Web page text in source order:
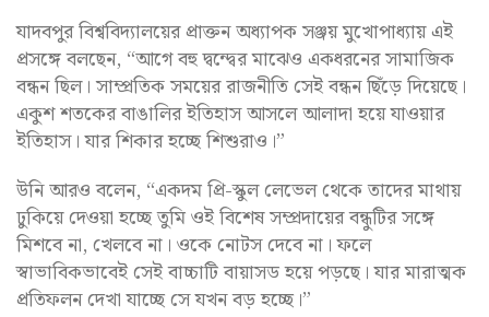
যাদবপুর বিশ্ববিদ্যালয়ের প্রাক্তন অধ্যাপক সঞ্জয় মুখোপাধ্যায় এই
প্রসঙ্গে বলছেন, “আগে বহু দ্বন্দ্বের মাঝেও একধরনের সামাজিক
বন্ধন ছিল। সাম্প্রতিক সময়ের রাজনীতি সেই বন্ধন ছিঁড়ে দিয়েছে।
একুশ শতকের বাঙালির ইতিহাস আসলে আলাদা হয়ে যাওয়ার
ইতিহাস। যার শিকার হচ্ছে শিশুরাও।”
উনি আরও বলেন, “একদম প্রি-স্কুল লেভেল থেকে তাদের মাথায়
ঢুকিয়ে দেওয়া হচ্ছে তুমি ওই বিশেষ সম্প্রদায়ের বন্ধুটির সঙ্গে
মিশবে না, খেলবে না। ওকে নোটস দেবে না। ফলে
স্বাভাবিকভাবেই সেই বাচ্চাটি বায়াসড হয়ে পড়ছে। যার মারাত্মক
প্রতিফলন দেখা যাচ্ছে সে যখন বড় হচ্ছে।”